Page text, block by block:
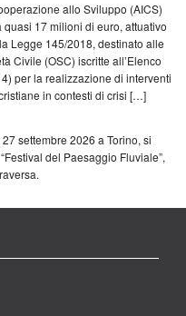
allo Sviluppo (AICS)
17 milioni di euro, attuativo
Legge 145/2018, destinato alle
Civile (OSC) iscritte all’Elenco
per la realizzazione di interventi
in contesti di crisi […]
settembre 2026 a Torino, si
del Paesaggio Fluviale”,